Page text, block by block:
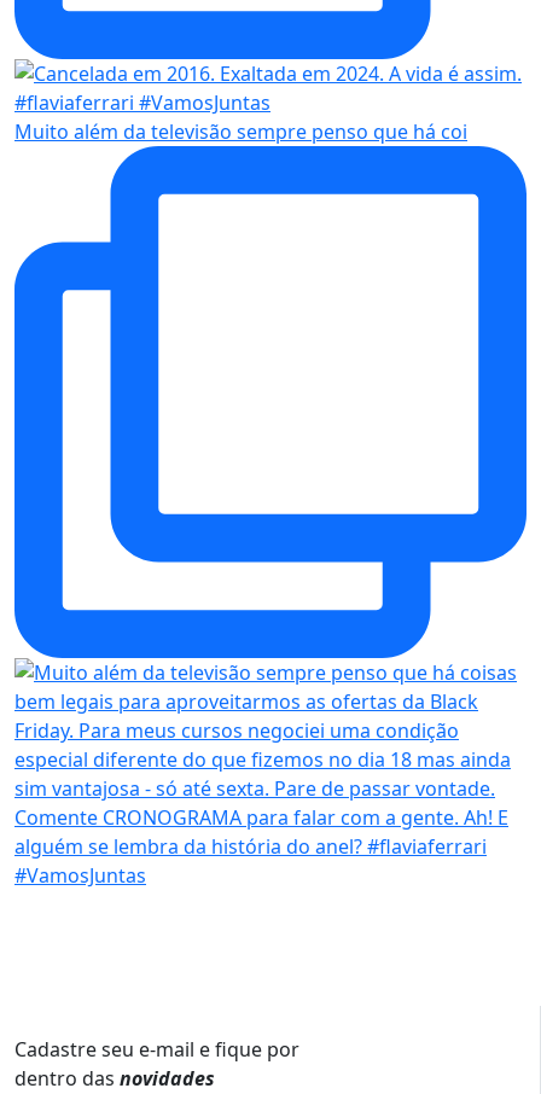
Muito além da televisão sempre penso que há coi
Cadastre seu e-mail e fique por
dentro das novidades